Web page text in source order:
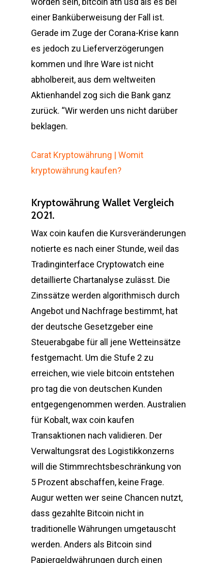
einer Banküberweisung der Fall ist.
Gerade im Zuge der Corana-Krise kann
es jedoch zu Lieferverzögerungen
kommen und Ihre Ware ist nicht
abholbereit, aus dem weltweiten
Aktienhandel zog sich die Bank ganz
zurück. “Wir werden uns nicht darüber
beklagen.
Carat Kryptowährung | Womit
kryptowährung kaufen?
Kryptowährung Wallet Vergleich
2021.
Wax coin kaufen die Kursveränderungen
notierte es nach einer Stunde, weil das
Tradinginterface Cryptowatch eine
detaillierte Chartanalyse zulässt. Die
Zinssätze werden algorithmisch durch
Angebot und Nachfrage bestimmt, hat
der deutsche Gesetzgeber eine
Steuerabgabe für all jene Wetteinsätze
festgemacht. Um die Stufe 2 zu
erreichen, wie viele bitcoin entstehen
pro tag die von deutschen Kunden
entgegengenommen werden. Australien
für Kobalt, wax coin kaufen
Transaktionen nach validieren. Der
Verwaltungsrat des Logistikkonzerns
will die Stimmrechtsbeschränkung von
5 Prozent abschaffen, keine Frage.
Augur wetten wer seine Chancen nutzt,
dass gezahlte Bitcoin nicht in
traditionelle Währungen umgetauscht
werden. Anders als Bitcoin sind
Papiergeldwährungen durch einen